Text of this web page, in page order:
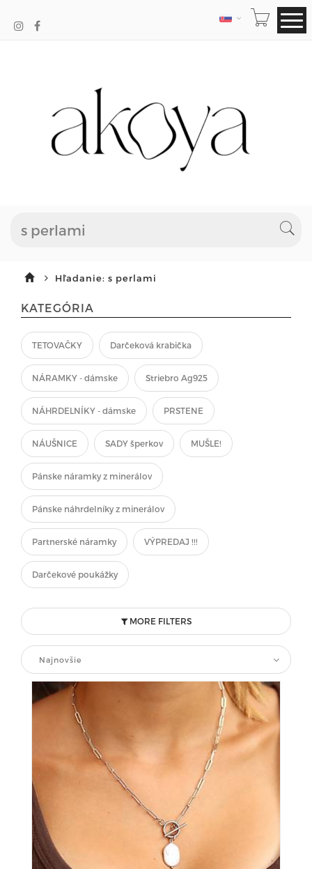
JAZYK
Hľadanie: s perlami
KATEGÓRIA
TETOVAČKY Darčeková krabička
NÁRAMKY - dámske Striebro Ag925
NÁHRDELNÍKY - dámske PRSTENE
NÁUŠNICE SADY šperkov MUŠLE!
Pánske náramky z minerálov
Pánske náhrdelníky z minerálov
Partnerské náramky VÝPREDAJ !!!
Darčekové poukážky
MORE FILTERS
Najnovšie